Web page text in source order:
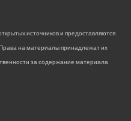
источников и предоставляются
на материалы принадлежат их
за содержание материала